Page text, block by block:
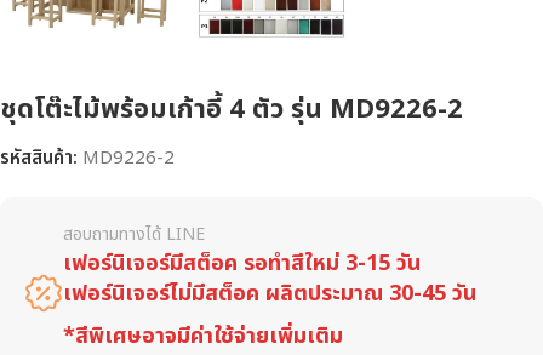
ชุดโต๊ะไม้พร้อมเก้าอี้ 4 ตัว รุ่น MD9226-2
รหัสสินค้า: MD9226-2
สอบถามทางได้ LINE
เฟอร์นิเจอร์มีสต็อค รอทำสีใหม่ 3-15 วัน
เฟอร์นิเจอร์ไม่มีสต็อค ผลิตประมาณ 30-45 วัน
*สีพิเศษอาจมีค่าใช้จ่ายเพิ่มเติม